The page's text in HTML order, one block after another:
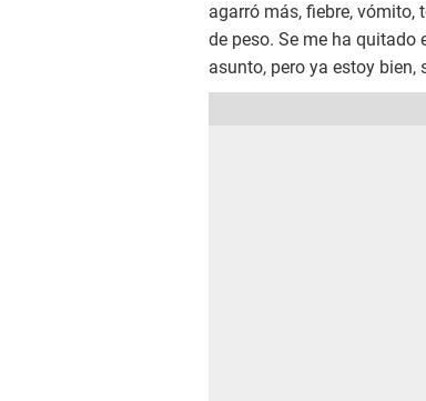
agarró más, fiebre, vómito,
de peso. Se me ha quitado
asunto, pero ya estoy